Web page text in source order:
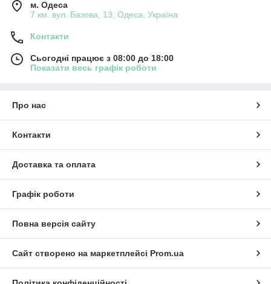
м. Одеса
7 км. вул. Базова, 13, Одеса, Україна
Контакти
Сьогодні працює з 08:00 до 18:00
Показати весь графік роботи
Про нас
Контакти
Доставка та оплата
Графік роботи
Повна версія сайту
Сайт створено на маркетплейсі Prom.ua